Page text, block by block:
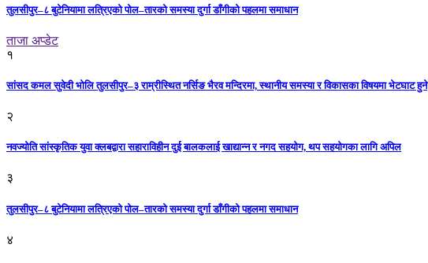
तुलसीपुर–८ बुटेनियामा लत्रिएको पोल–तारको समस्या दुर्गा डाँगीको पहलमा समाधान
ताजा अप्डेट
१
सांसद कमल सुवेदी भोलि तुलसीपुर–३ राम्रीस्थित नर्सिङ भैरव मन्दिरमा, स्थानीय समस्या र विकासका विषयमा भेटघाट हुने
२
नवज्योति सांस्कृतिक युवा क्लबद्वारा सहाराविहीन दुई बालकलाई खाद्यान्न र नगद सहयोग, थप सहयोगका लागि अपिल
३
तुलसीपुर–८ बुटेनियामा लत्रिएको पोल–तारको समस्या दुर्गा डाँगीको पहलमा समाधान
४